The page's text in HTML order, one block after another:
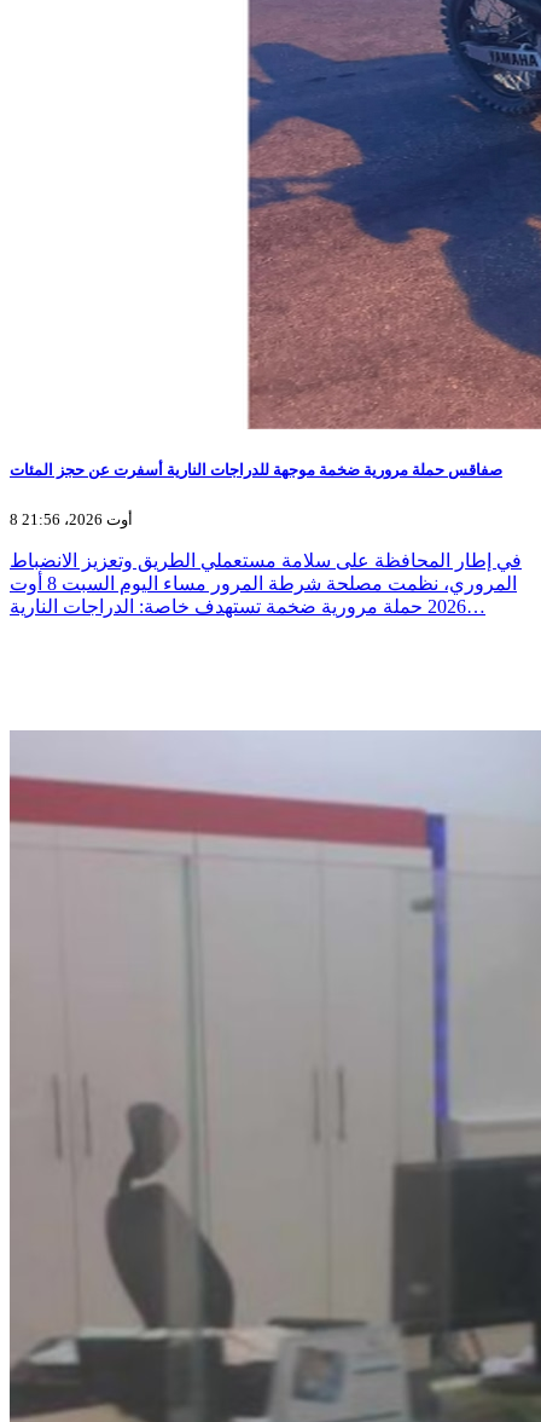
صفاقس حملة مرورية ضخمة موجهة للدراجات النارية أسفرت عن حجز المئات
8 أوت 2026، 21:56
في إطار المحافظة على سلامة مستعملي الطريق وتعزيز الانضباط
المروري، نظمت مصلحة شرطة المرور مساء اليوم السبت 8 أوت
2026 حملة مرورية ضخمة تستهدف خاصة: الدراجات النارية…